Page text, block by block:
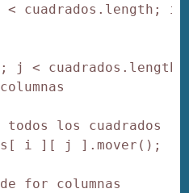
los cuadrados
][ j ].mover();
columnas